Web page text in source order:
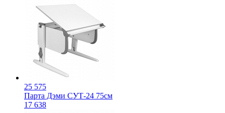
25 575
Парта Дэми СУТ-24 75см
17 638